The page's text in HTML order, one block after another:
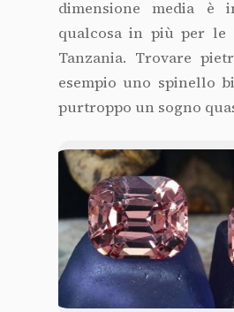
dimensione media è
qualcosa in più per le
Tanzania. Trovare
esempio uno spinello
purtroppo un sogno